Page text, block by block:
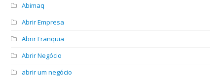
Abimaq
Abrir Empresa
Abrir Franquia
Abrir Negócio
abrir um negócio